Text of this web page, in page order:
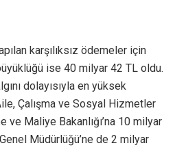
karşılıksız ödemeler için
ise 40 milyar 42 TL oldu.
dolayısıyla en yüksek
Çalışma ve Sosyal Hizmetler
ve Maliye Bakanlığı’na 10 milyar
Müdürlüğü’ne de 2 milyar